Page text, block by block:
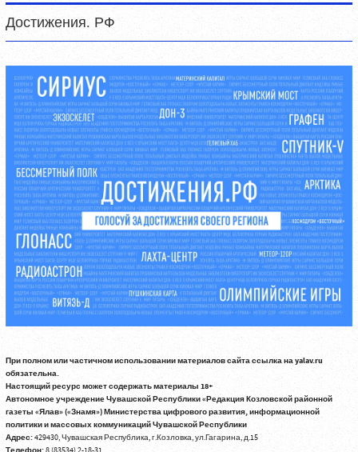
Достижения. РФ
При полном или частичном использовании материалов сайта ссылка на yalav.ru
обязательна.
Настоящий ресурс может содержать материалы 18+
Автономное учреждение Чувашской Республики «Редакция Козловской районной
газеты «Ялав» («Знамя») Министерства цифрового развития, информационной
политики и массовых коммуникаций Чувашской Республики
Адрес:429430, Чувашская Республика, г.Козловка, ул.Гагарина, д.15
8 (83534) 2-18-31